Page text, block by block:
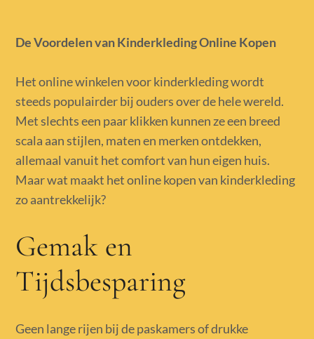
De Voordelen van Kinderkleding Online Kopen
Het online winkelen voor kinderkleding wordt
steeds populairder bij ouders over de hele wereld.
Met slechts een paar klikken kunnen ze een breed
scala aan stijlen, maten en merken ontdekken,
allemaal vanuit het comfort van hun eigen huis.
Maar wat maakt het online kopen van kinderkleding
zo aantrekkelijk?
Gemak en
Tijdsbesparing
Geen lange rijen bij de paskamers of drukke